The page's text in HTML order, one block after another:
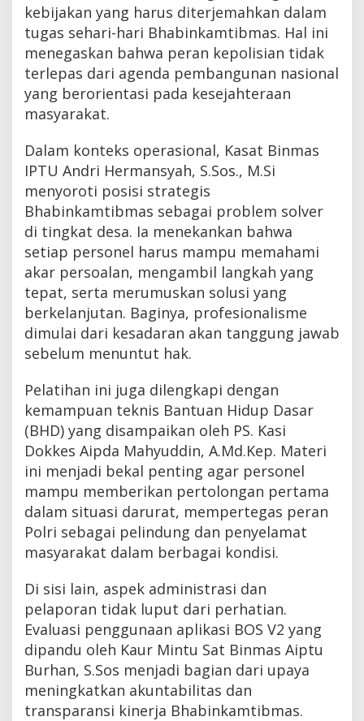
kebijakan yang harus diterjemahkan dalam
tugas sehari-hari Bhabinkamtibmas. Hal ini
menegaskan bahwa peran kepolisian tidak
terlepas dari agenda pembangunan nasional
yang berorientasi pada kesejahteraan
masyarakat.
Dalam konteks operasional, Kasat Binmas
IPTU Andri Hermansyah, S.Sos., M.Si
menyoroti posisi strategis
Bhabinkamtibmas sebagai problem solver
di tingkat desa. Ia menekankan bahwa
setiap personel harus mampu memahami
akar persoalan, mengambil langkah yang
tepat, serta merumuskan solusi yang
berkelanjutan. Baginya, profesionalisme
dimulai dari kesadaran akan tanggung jawab
sebelum menuntut hak.
Pelatihan ini juga dilengkapi dengan
kemampuan teknis Bantuan Hidup Dasar
(BHD) yang disampaikan oleh PS. Kasi
Dokkes Aipda Mahyuddin, A.Md.Kep. Materi
ini menjadi bekal penting agar personel
mampu memberikan pertolongan pertama
dalam situasi darurat, mempertegas peran
Polri sebagai pelindung dan penyelamat
masyarakat dalam berbagai kondisi.
Di sisi lain, aspek administrasi dan
pelaporan tidak luput dari perhatian.
Evaluasi penggunaan aplikasi BOS V2 yang
dipandu oleh Kaur Mintu Sat Binmas Aiptu
Burhan, S.Sos menjadi bagian dari upaya
meningkatkan akuntabilitas dan
transparansi kinerja Bhabinkamtibmas.